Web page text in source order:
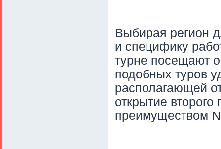
Выбирая регион
и специфику
турне посещают
подобных туров
располагающей
открытие
преимуществом